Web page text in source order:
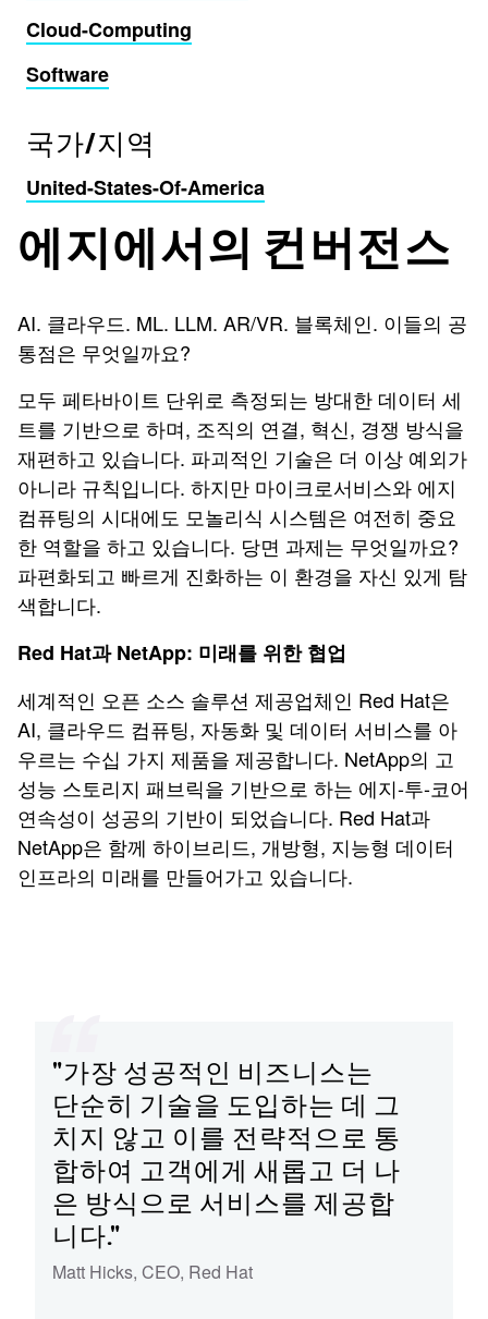
Cloud-Computing
Software
국가/지역
United-States-Of-America
에지에서의 컨버전스
AI. 클라우드. ML. LLM. AR/VR. 블록체인. 이들의 공
통점은 무엇일까요?
모두 페타바이트 단위로 측정되는 방대한 데이터 세
트를 기반으로 하며, 조직의 연결, 혁신, 경쟁 방식을
재편하고 있습니다. 파괴적인 기술은 더 이상 예외가
아니라 규칙입니다. 하지만 마이크로서비스와 에지
컴퓨팅의 시대에도 모놀리식 시스템은 여전히 중요
한 역할을 하고 있습니다. 당면 과제는 무엇일까요?
파편화되고 빠르게 진화하는 이 환경을 자신 있게 탐
색합니다.
Red Hat과 NetApp: 미래를 위한 협업
세계적인 오픈 소스 솔루션 제공업체인 Red Hat은
AI, 클라우드 컴퓨팅, 자동화 및 데이터 서비스를 아
우르는 수십 가지 제품을 제공합니다. NetApp의 고
성능 스토리지 패브릭을 기반으로 하는 에지-투-코어
연속성이 성공의 기반이 되었습니다. Red Hat과
NetApp은 함께 하이브리드, 개방형, 지능형 데이터
인프라의 미래를 만들어가고 있습니다.
"가장 성공적인 비즈니스는
단순히 기술을 도입하는 데 그
치지 않고 이를 전략적으로 통
합하여 고객에게 새롭고 더 나
은 방식으로 서비스를 제공합
니다."
Matt Hicks, CEO, Red Hat